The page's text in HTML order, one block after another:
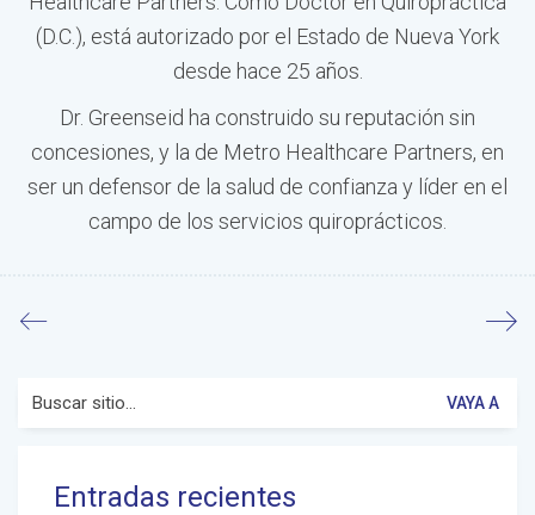
(D.C.), está autorizado por el Estado de Nueva York
desde hace 25 años.
Dr. Greenseid ha construido su reputación sin
concesiones, y la de Metro Healthcare Partners, en
ser un defensor de la salud de confianza y líder en el
campo de los servicios quiroprácticos.
Buscar:
Entradas recientes